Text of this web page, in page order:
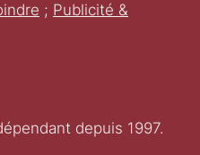
depuis 1997.
; Publicité &